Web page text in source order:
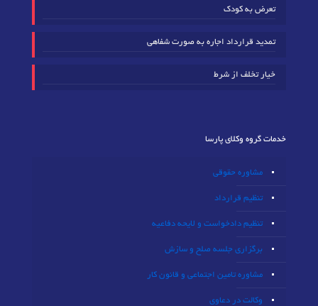
تعرض به کودک
تمدید قرارداد اجاره به صورت شفاهی
خیار تخلف از شرط
خدمات گروه وکلای پارسا
مشاوره حقوقی
تنظیم قرارداد
تنظیم دادخواست و لایحه دفاعیه
برگزاری جلسه صلح و سازش
مشاوره تامین اجتماعی و قانون کار
وکالت در دعاوی